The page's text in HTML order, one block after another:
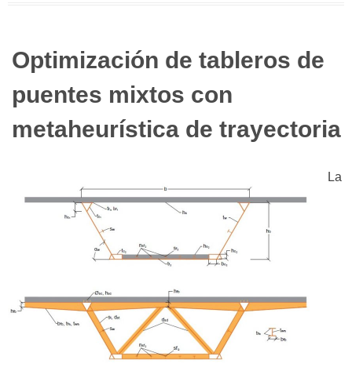
Optimización de tableros de
puentes mixtos con
metaheurística de trayectoria
La